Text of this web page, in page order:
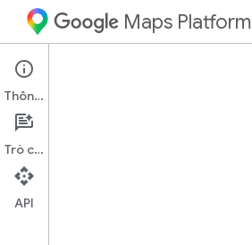
Maps Platform
iOS
Hướng dẫn
Thông tin
Trò chuyện
API